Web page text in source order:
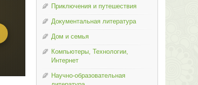
Приключения и путешествия
Документальная литература
Дом и семья
Компьютеры, Технологии,
Интернет
Научно-образовательная